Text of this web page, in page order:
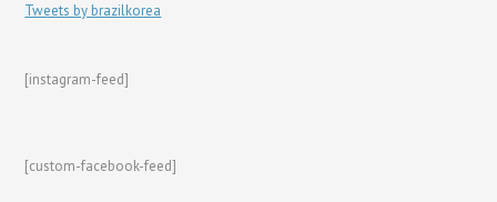
Tweets by brazilkorea
[instagram-feed]
[custom-facebook-feed]